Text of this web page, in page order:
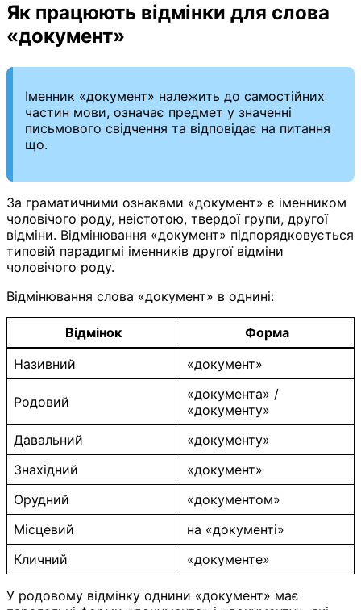
Як працюють відмінки для слова
«документ»
Іменник «документ» належить до самостійних
частин мови, означає предмет у значенні
письмового свідчення та відповідає на питання
що.
За граматичними ознаками «документ» є іменником
чоловічого роду, неістотою, твердої групи, другої
відміни. Відмінювання «документ» підпорядковується
типовій парадигмі іменників другої відміни
чоловічого роду.
Відмінювання слова «документ» в однині:
Відмінок
Форма
Називний
«документ»
Родовий
«документа» /
«документу»
Давальний
«документу»
Знахідний
«документ»
Орудний
«документом»
Місцевий
на «документі»
Кличний
«документе»
У родовому відмінку однини «документ» має